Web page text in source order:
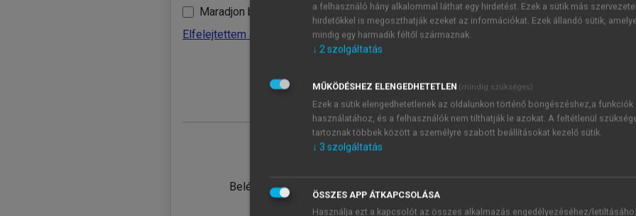
Maradjon belépve
Elfelejtettem a jelszavamat
Belépés intézményi azonosítóval
JELSZÓ
Kérek értesítést a MeRSZ
Kérek értesítést az
a felhasználó hány alkalommal láthat egy hirdetést. Ezek a sütik más
hirdetőkkel is megoszthatják ezeket az információkat. Ezek állandó sütik,
mindig egy harmadik féltől származnak.
↓ 2szolgáltatás
MŰKÖDÉSHEZ ELENGEDHETETLEN (mindig szükséges)
Ezek a sütik elengedhetetlenek az oldalunkon történő böngészéshez,a funkciók
használatához, és a felhasználók nem tilthatják le azokat. A feltétlenül
tartoznak többek között a személyre szabott beállításokat kezelő sütik.
↓ 3 szolgáltatás
ÖSSZES APP ÁTKAPCSOLÁSA
Használja ezt a kapcsolót az összes alkalmazás engedélyezéséhez/